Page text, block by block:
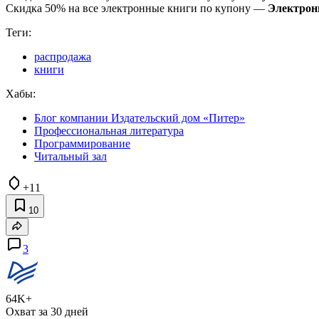
Скидка 50% на все электронные книги по купону —
Теги:
распродажа
книги
Хабы:
Блог компании Издательский дом «Питер»
Профессиональная литература
Программирование
Читальный зал
+11
10
3
64K+
Охват за 30 дней